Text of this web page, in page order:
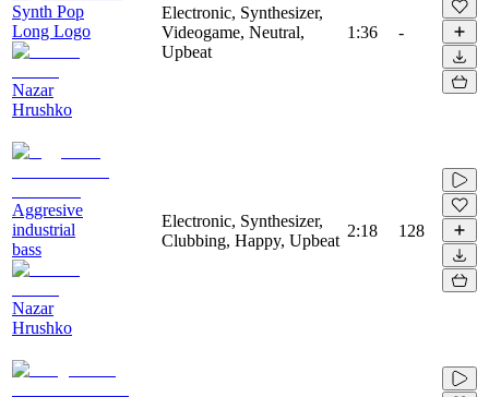
Synth Pop
Long Logo
Nazar
Hrushko
Electronic, Synthesizer,
Videogame, Neutral,
Upbeat
1:36 -
Aggresive
industrial
bass
Nazar
Hrushko
Electronic, Synthesizer,
Clubbing, Happy, Upbeat
2:18 128